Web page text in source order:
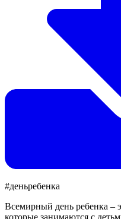
#деньребенка
Всемирный день ребенка –